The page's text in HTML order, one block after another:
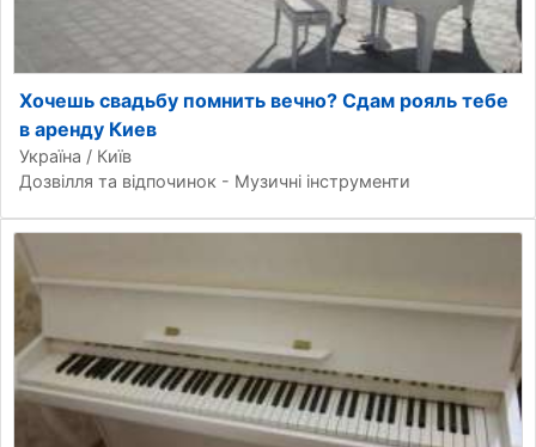
Хочешь свадьбу помнить вечно? Сдам рояль тебе
в аренду Киев
Україна / Київ
Дозвілля та відпочинок - Музичні інструменти